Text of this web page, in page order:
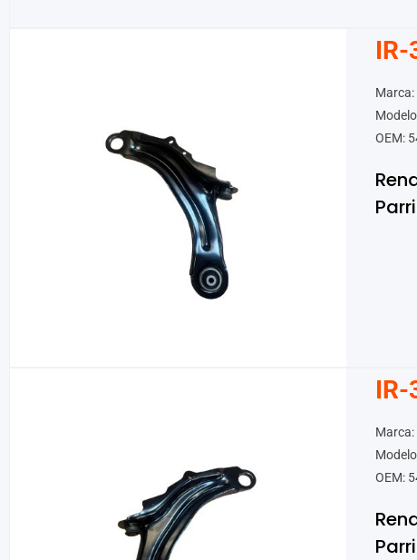
IR-
Marca:
OEM:
IR-
Marca:
OEM: